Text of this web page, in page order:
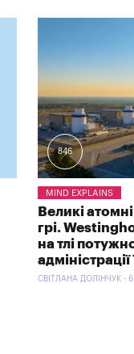
846
MIND EXPLAINS
Великі
грі.
на тлі
СВІТЛАНА ДОЛІНЧУК -